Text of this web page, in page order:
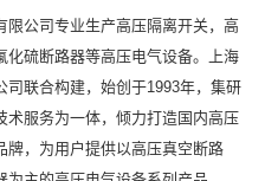
限公司专业生产高压隔离开关，高
化硫断路器等高压电气设备。上海
司联合构建，始创于1993年，集研
术服务为一体，倾力打造国内高压
牌，为用户提供以高压真空断路